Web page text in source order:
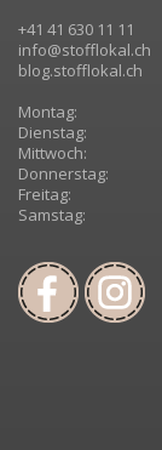
+41 41 630 11 11
info@stofflokal.ch
blog.stofflokal.ch
Montag:
Dienstag:
Mittwoch:
Donnerstag:
Freitag:
Samstag: